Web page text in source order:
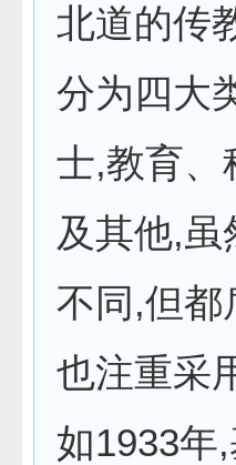
北道的传
分为四大
士,教育、
及其他,
不同,但都
也注重采
如1933年